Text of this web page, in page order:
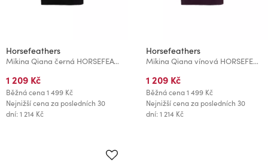
Horsefeathers
Mikina Qiana černá HORSEFEATHERS
1 209 Kč
Běžná cena1 499 Kč
Nejnižší cena za posledních 30
dní: 1 214 Kč
Horsefeathers
Mikina Qiana vínová HORSEFEATHERS
1 209 Kč
Běžná cena1 499 Kč
Nejnižší cena za posledních 30
dní: 1 214 Kč